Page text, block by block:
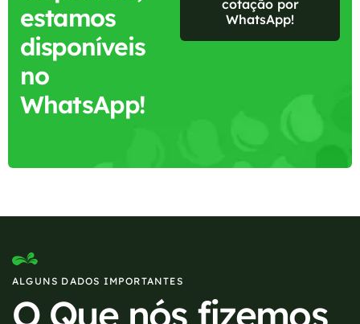
estamos
disponíveis
no
WhatsApp!
cotação por
WhatsApp!
ALGUNS DADOS IMPORTANTES
O Que nós fizemos